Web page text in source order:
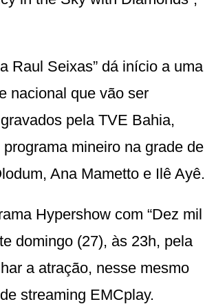
Raul Seixas” dá início a uma
nacional que vão ser
pela TVE Bahia,
mineiro na grade de
Ana Mametto e Ilê Ayê.
Hypershow com “Dez mil
domingo (27), às 23h, pela
a atração, nesse mesmo
streaming EMCplay.